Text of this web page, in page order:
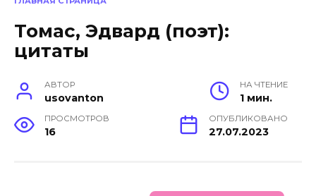
Томас, Эдвард (поэт):
цитаты
АВТОР
usovanton
НА ЧТЕНИЕ
1 мин.
ПРОСМОТРОВ
16
ОПУБЛИКОВАНО
27.07.2023